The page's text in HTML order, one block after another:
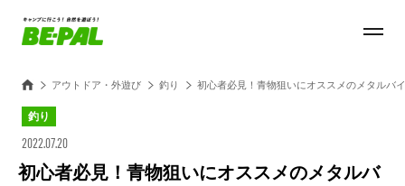
アウトドア・外遊び 釣り 初心者必見！青物狙いにオススメのメタルバ
釣り
2022.07.20
初心者必見！青物狙いにオススメのメタルバ